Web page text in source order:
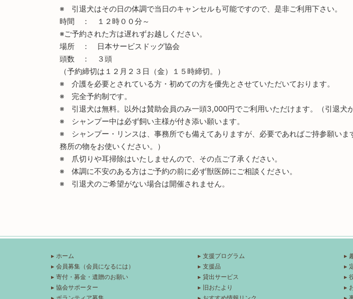
※ 引退犬はその日の体調で当日のキャンセルも可能ですので、是非ご利用下さい。
時間 ： １２時００分～
※ご予約された方は遅れずお越しください。
場所 ： 日本サービスドッグ協会
頭数 ： ３頭
（予約締切は１２月２３日（金）１５時締切。）
※ 介護を必要とされている方・初めての方を優先とさせていただいております。
※ 完全予約制です。
※ 引退犬は無料。以外は賛助会員のみ一頭3,000円でご利用いただけます。（引退犬が
※ シャンプー中は必ず飼い主様が付き添い願います。
※ シャンプー・リンスは、事務所でも備えてありますが、必要であればご持参願いま
務所の物をお使いください。）
※ 爪切りや耳掃除はいたしませんので、その点ご了承ください。
※ 体調に不安のある方はご予約の前に必ず獣医師にご相談ください。
※ 引退犬のご希望がない場合は開催されません。
ホーム
会員募集（会員になるには）
寄付・募金・遺贈のお願い
協会サポーター
支援プログラム
支援品
貸出サービス
旧おたより